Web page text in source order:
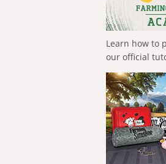
Learn how to
our official